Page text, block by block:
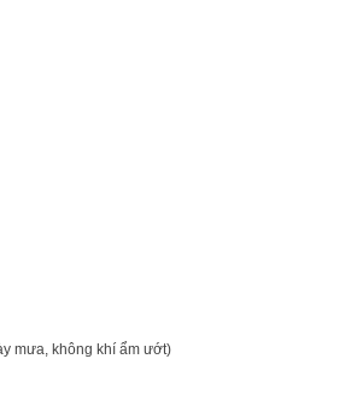
mưa, không khí ẩm ướt)